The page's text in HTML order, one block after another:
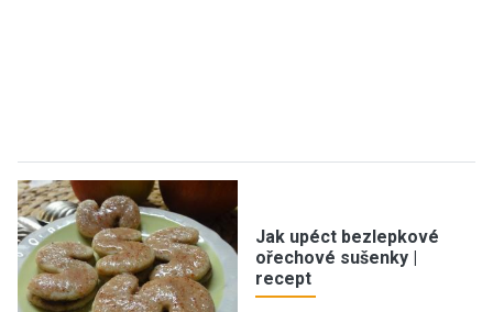
Jak upéct bezlepkové
ořechové sušenky |
recept